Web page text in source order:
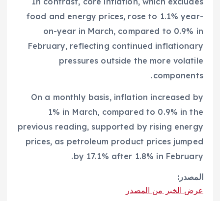
food and energy prices, rose to 1.1% year-
on-year in March, compared to 0.9% in
February, reflecting continued inflationary
pressures outside the more volatile
components.
On a monthly basis, inflation increased by
1% in March, compared to 0.9% in the
previous reading, supported by rising energy
prices, as petroleum product prices jumped
by 17.1% after 1.8% in February.
المصدر:
عرض الخبر من المصدر